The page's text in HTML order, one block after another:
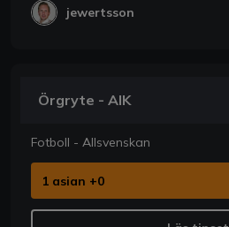
jewertsson
Örgryte - AIK
Fotboll - Allsvenskan
1 asian +0